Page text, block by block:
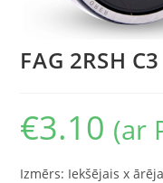
FAG 2RSH
€3.10 (ar
Izmērs: Iekšējais x